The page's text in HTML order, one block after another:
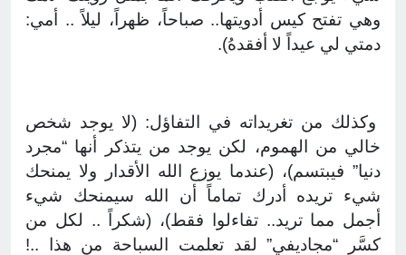
وهي تفتح كيس أدويتها.. صباحاً، ظهراً، ليلاً .. أمي:
دمتي لي عيداً لا أفقدهُ).
وكذلك من تغريداته في التفاؤل: (لا يوجد شخص
خالي من الهموم، لكن يوجد من يتذكر أنها “مجرد
دنيا” فيبتسم)، (عندما يوزع الله الأقدار ولا يمنحك
شيء تريده أدرك تماماً أن الله سيمنحك شيء
أجمل مما تريد.. تفاءلوا فقط)، (شكراً .. لكل من
كسَّر “مجاديفي” لقد تعلمت السباحة من هذا ..!